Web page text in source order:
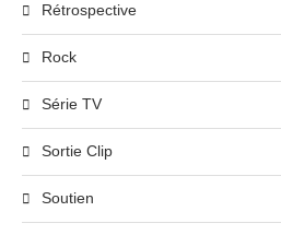
Rétrospective
Rock
Série TV
Sortie Clip
Soutien